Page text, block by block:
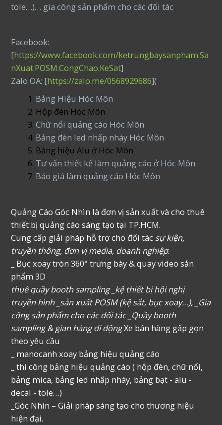
tole…)… gia công sản phẩm cho các đối tác
Facebook:
[https://www.facebook.com/ketrungbaysanpham.Sa
nXuat.POSM.CongChao.KeSat]
Zalo OA: [https://zalo.me/0568929686](
Bảng Hiệu Hóc Môn
Hộp đèn Hóc Môn
Chữ nổi quảng cáo Hóc Môn
Bảng đèn led nhấp nháy Hóc Môn
Bảng hiệu Alu ở Hóc Môn
Tư vấn thiết kế làm quảng cáo ở Hóc Môn
Báo giá làm quảng cáo Hóc Môn
Quảng Cáo Góc Nhìn là đơn vị sản xuất và cho thuê
thiết bị quảng cáo sáng tạo tại TP.HCM.
Cung cấp giải pháp hỗ trợ cho đối tác sự kiện,
truyền thông, đơn vị media, doanh nghiệp:
_ Bục xoay tròn 360° trưng bày & quay video sản
phẩm 3D
thuê quầy booth sampling _kệ thiết bị hội nghị
truyền hình _sản xuất POSM (kệ sắt, bục xoay…), _Gia
công sản phẩm cho các đối tác _Quầy booth
sampling & gian hàng di độngXe bán hàng gấp gọn
theo yêu cầu
_ manocanh xoay bảng hiệu quảng cáo
_ thi công bảng hiệu quảng cáo ( hộp đèn, chữ nổi,
bảng mica, bảng led nhấp nháy, bảng bạt - alu -
decal - tole…)
_Góc Nhìn – Giải pháp sáng tạo cho thương hiệu
hiện đại.